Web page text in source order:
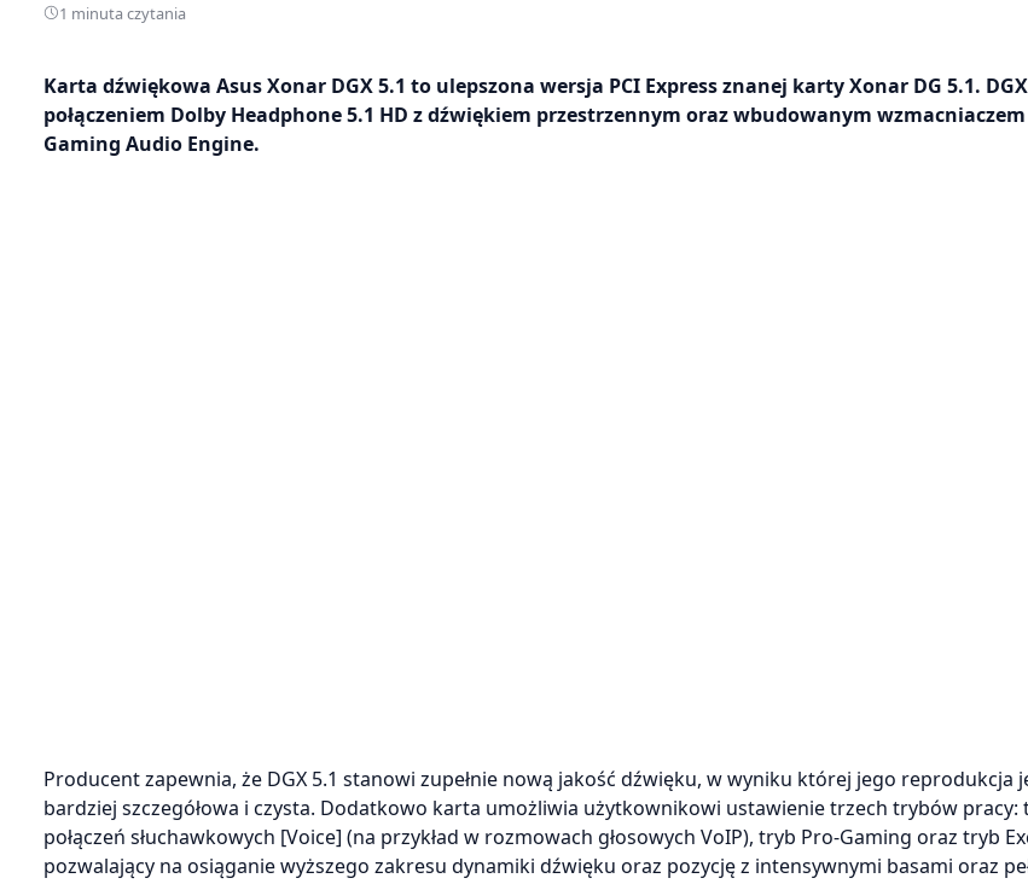
1 minuta czytania
Karta dźwiękowa Asus Xonar DGX 5.1 to ulepszona wersja PCI Express znanej karty Xonar DG 5.1.
połączeniem Dolby Headphone 5.1 HD z dźwiękiem przestrzennym oraz wbudowanym wzmacniaczem
Gaming Audio Engine.
Producent zapewnia, że DGX 5.1 stanowi zupełnie nową jakość dźwięku, w wyniku której jego reprodukcja
bardziej szczegółowa i czysta. Dodatkowo karta umożliwia użytkownikowi ustawienie trzech trybów pracy:
połączeń słuchawkowych [Voice] (na przykład w rozmowach głosowych VoIP), tryb Pro-Gaming oraz tryb
pozwalający na osiąganie wyższego zakresu dynamiki dźwięku oraz pozycję z intensywnymi basami oraz